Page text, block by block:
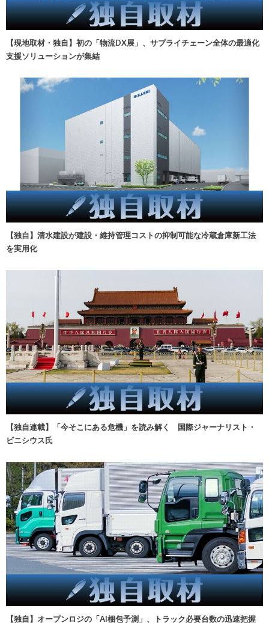
【現地取材・独自】初の「物流DX展」、サプライチェーン全体の最適化
支援ソリューションが集結
【独自】清水建設が建設・維持管理コストの抑制可能な冷蔵倉庫新工法
を実用化
【独自連載】「今そこにある危機」を読み解く 国際ジャーナリスト・
ビニシウス氏
【独自】オープンロジの「AI梱包予測」、トラック必要台数の迅速把握